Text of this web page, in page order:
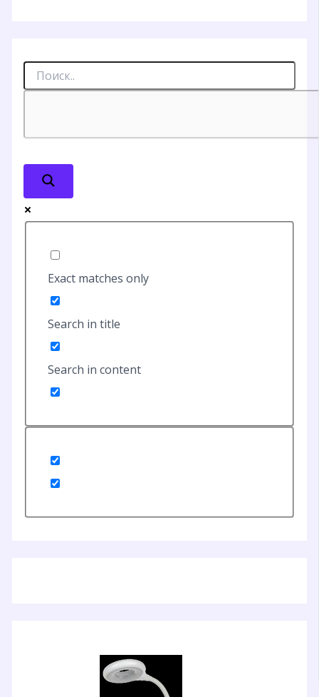
Exact matches only
Search in title
Search in content